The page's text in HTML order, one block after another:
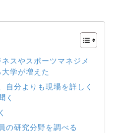
スやスポーツマネジメ
学が増えた
自分よりも現場を詳しく
く
の研究分野を調べる